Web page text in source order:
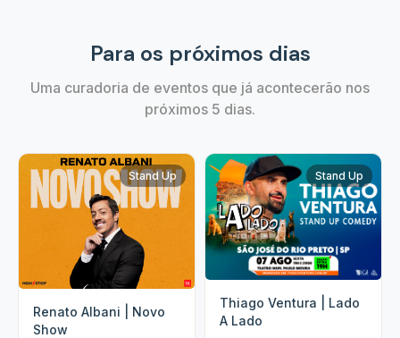
Para os próximos dias
Uma curadoria de eventos que já acontecerão nos
próximos 5 dias.
Stand Up
Renato Albani | Novo
Show
Stand Up
Thiago Ventura | Lado
A Lado